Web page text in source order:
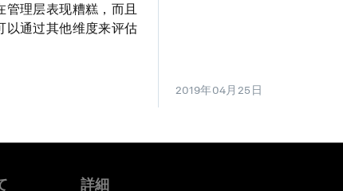
理层表现糟糕，而且
以通过其他维度来评估
2019年04月25日
詳細